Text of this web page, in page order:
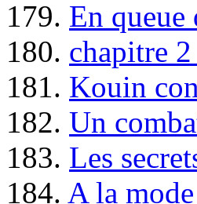
179. En queue
180. chapitre
181. Kouin
182. Un
183. Les
184. A la